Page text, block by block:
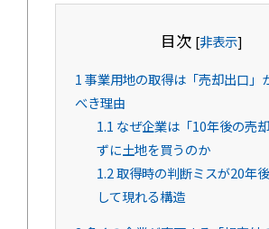
目次 [非表示]
1事業用地の取得は「売却出口」
べき理由
1.1 なぜ企業は「10年後の売
ずに土地を買うのか
1.2取得時の判断ミスが20年
して現れる構造